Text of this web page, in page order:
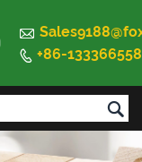

 +86-
